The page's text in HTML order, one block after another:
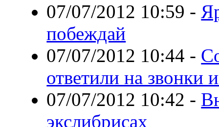
07/07/2012 10:59 -
побеждай
07/07/2012 10:44 -
ответили на звонки
07/07/2012 10:42 -
экслибрисах